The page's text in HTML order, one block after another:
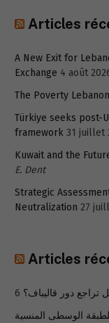
Articles
A New Exit for
Exchange 4 août
The Poverty
Türkiye seeks post-
framework 31 juillet
Kuwait and the
E. Dent
Strategic
Neutralization 27
Articles
تراجع دور قاليباف؟
الوسطى المنسية